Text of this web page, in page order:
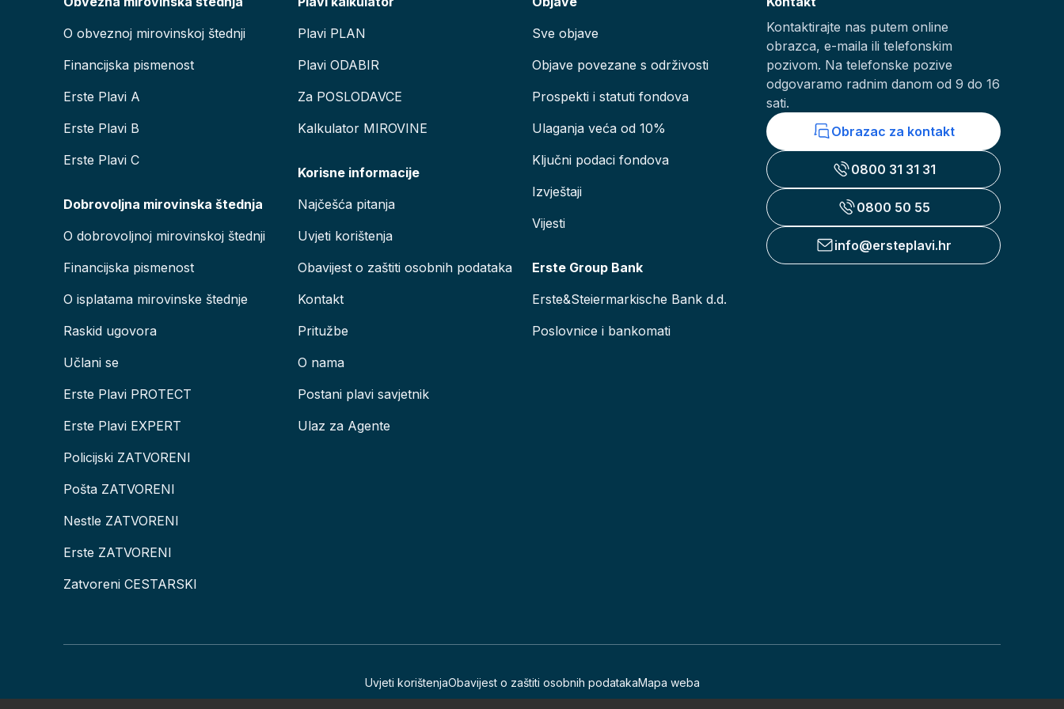
O obveznoj mirovinskoj štednji
Financijska pismenost
Erste Plavi A
Erste Plavi B
Erste Plavi C
Dobrovoljna mirovinska štednja
O dobrovoljnoj mirovinskoj štednji
Financijska pismenost
O isplatama mirovinske štednje
Raskid ugovora
Učlani se
Erste Plavi PROTECT
Erste Plavi EXPERT
Policijski ZATVORENI
Pošta ZATVORENI
Nestle ZATVORENI
Erste ZATVORENI
Zatvoreni CESTARSKI
Plavi PLAN
Plavi ODABIR
Za POSLODAVCE
Kalkulator MIROVINE
Korisne informacije
Najčešća pitanja
Uvjeti korištenja
Obavijest o zaštiti osobnih podataka
Kontakt
Pritužbe
O nama
Postani plavi savjetnik
Ulaz za Agente
Sve objave
Objave povezane s održivosti
Prospekti i statuti fondova
Ulaganja veća od 10%
Ključni podaci fondova
Izvještaji
Vijesti
Erste Group Bank
Erste&Steiermarkische Bank d.d.
Poslovnice i bankomati
Kontaktirajte nas putem online
obrazca, e-maila ili telefonskim
pozivom. Na telefonske pozive
odgovaramo radnim danom od 9 do 16
sati.
Obrazac za kontakt
0800 31 31 31
0800 50 55
info@ersteplavi.hr
Uvjeti korištenjaObavijest o zaštiti osobnih podatakaMapa weba